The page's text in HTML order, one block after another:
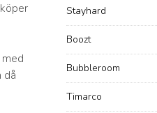
då
Stayhard
Boozt
Bubbleroom
Timarco